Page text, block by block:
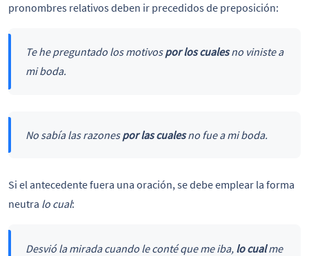
pronombres relativos deben ir precedidos de preposición:
Te he preguntado los motivospor los cualesno viniste a
mi boda.
No sabía las razonespor las cualesno fue a mi boda.
Si el antecedente fuera una oración, se debe emplear la forma
neutra lo cual:
Desvió la mirada cuando le conté que me iba, lo cualme